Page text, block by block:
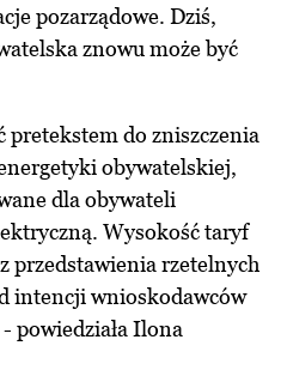
pozarządowe. Dziś,
znowu może być
pretekstem do zniszczenia
obywatelskiej,
dla obywateli
Wysokość taryf
przedstawienia rzetelnych
intencji wnioskodawców
powiedziała Ilona